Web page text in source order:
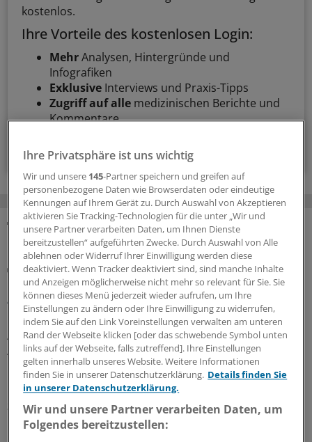
kostenlos.
Ihre Vorteile des kostenlosen Login:
MehrAnalysen, Hintergründe und
Infografiken
Exklusive Interviews und Praxis-Tipps
Zugriff auf alle medizinischen Berichte und
Kommentare
MEHR ZUM THEMA
Gesundheitsbezogene Testlogos
Bundesgerichtshof zu Focus-Ärztesiegeln: Für
Ärzterankings gelten strenge Maßstäbe
Der Bundesgerichtshof verschärft Anforderungen an
Ärztesiegel: Focus-Auszeichnungen müssten
Aussagekraft und Grenzen des Rankings klar erkennen
lassen. Das OLG muss nun erneut prüfen, ob
Irreführung vorliegt.
30.07.2026
Ihre Privatsphäre ist uns wichtig
Wir und unsere 145-Partner speichern und greifen auf
personenbezogene Daten wie Browserdaten oder eindeutige
Kennungen auf Ihrem Gerät zu. Durch Auswahl von Akzeptieren
aktivieren Sie Tracking-Technologien für die unter „Wir und
unsere Partner verarbeiten Daten, um Ihnen Dienste
bereitzustellen“ aufgeführten Zwecke. Durch Auswahl von Alle
ablehnen oder Widerruf Ihrer Einwilligung werden diese
deaktiviert. Wenn Tracker deaktiviert sind, sind manche Inhalte
und Anzeigen möglicherweise nicht mehr so relevant für Sie. Sie
können dieses Menü jederzeit wieder aufrufen, um Ihre
Einstellungen zu ändern oder Ihre Einwilligung zu widerrufen,
indem Sie auf den Link Voreinstellungen verwalten am unteren
Rand der Webseite klicken [oder das schwebende Symbol unten
links auf der Webseite, falls zutreffend]. Ihre Einstellungen
gelten innerhalb unseres Website. Weitere Informationen
finden Sie in unserer Datenschutzerklärung. Details finden Sie
in unserer Datenschutzerklärung.
Wir und unsere Partner verarbeiten Daten, um
Folgendes bereitzustellen: